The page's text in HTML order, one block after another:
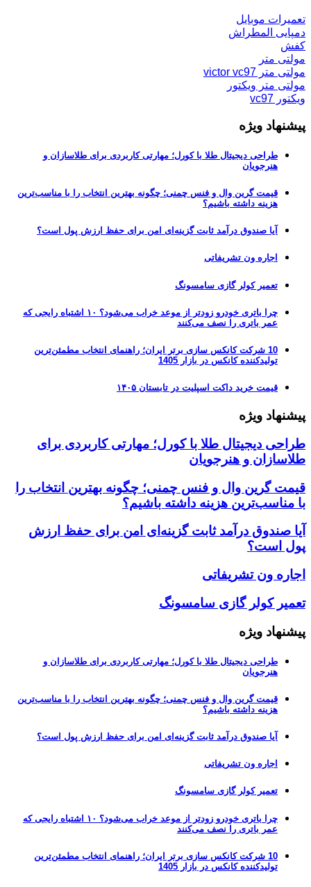
تعمیرات موبایل
دمپایی المطراش
کفش
مولتی متر
مولتی متر victor vc97
مولتی متر ویکتور
ویکتور vc97
پیشنهاد ویژه
طراحی دیجیتال طلا با کورل؛ مهارتی کاربردی برای طلاسازان و
هنرجویان
قیمت گرین وال و فنس چمنی؛ چگونه بهترین انتخاب را با مناسب‌ترین
هزینه داشته باشیم؟
آیا صندوق درآمد ثابت گزینه‌ای امن برای حفظ ارزش پول است؟
اجاره ون تشریفاتی
تعمیر کولر گازی سامسونگ
چرا باتری خودرو زودتر از موعد خراب می‌شود؟ ۱۰ اشتباه رایجی که
عمر باتری را نصف می‌کنند
10 شرکت کانکس سازی برتر ایران؛ راهنمای انتخاب مطمئن‌ترین
تولیدکننده کانکس در بازار 1405
قیمت خرید داکت اسپلیت در تابستان ۱۴۰۵
پیشنهاد ویژه
طراحی دیجیتال طلا با کورل؛ مهارتی کاربردی برای
طلاسازان و هنرجویان
قیمت گرین وال و فنس چمنی؛ چگونه بهترین انتخاب را
با مناسب‌ترین هزینه داشته باشیم؟
آیا صندوق درآمد ثابت گزینه‌ای امن برای حفظ ارزش
پول است؟
اجاره ون تشریفاتی
تعمیر کولر گازی سامسونگ
پیشنهاد ویژه
طراحی دیجیتال طلا با کورل؛ مهارتی کاربردی برای طلاسازان و
هنرجویان
قیمت گرین وال و فنس چمنی؛ چگونه بهترین انتخاب را با مناسب‌ترین
هزینه داشته باشیم؟
آیا صندوق درآمد ثابت گزینه‌ای امن برای حفظ ارزش پول است؟
اجاره ون تشریفاتی
تعمیر کولر گازی سامسونگ
چرا باتری خودرو زودتر از موعد خراب می‌شود؟ ۱۰ اشتباه رایجی که
عمر باتری را نصف می‌کنند
10 شرکت کانکس سازی برتر ایران؛ راهنمای انتخاب مطمئن‌ترین
تولیدکننده کانکس در بازار 1405